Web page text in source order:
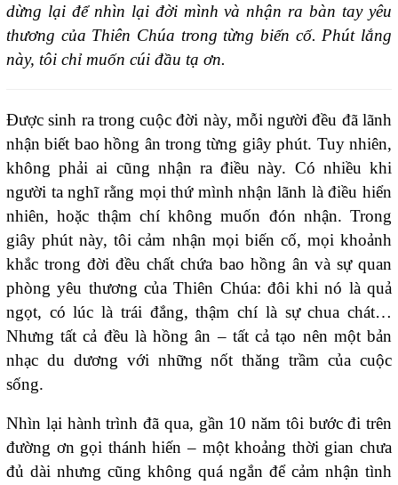
dừng lại để nhìn lại đời mình và nhận ra bàn tay yêu
thương của Thiên Chúa trong từng biến cố. Phút lắng
này, tôi chỉ muốn cúi đầu tạ ơn.
Được sinh ra trong cuộc đời này, mỗi người đều đã lãnh
nhận biết bao hồng ân trong từng giây phút. Tuy nhiên,
không phải ai cũng nhận ra điều này. Có nhiều khi
người ta nghĩ rằng mọi thứ mình nhận lãnh là điều hiển
nhiên, hoặc thậm chí không muốn đón nhận. Trong
giây phút này, tôi cảm nhận mọi biến cố, mọi khoảnh
khắc trong đời đều chất chứa bao hồng ân và sự quan
phòng yêu thương của Thiên Chúa: đôi khi nó là quả
ngọt, có lúc là trái đắng, thậm chí là sự chua chát…
Nhưng tất cả đều là hồng ân – tất cả tạo nên một bản
nhạc du dương với những nốt thăng trầm của cuộc
sống.
Nhìn lại hành trình đã qua, gần 10 năm tôi bước đi trên
đường ơn gọi thánh hiến – một khoảng thời gian chưa
đủ dài nhưng cũng không quá ngắn để cảm nhận tình